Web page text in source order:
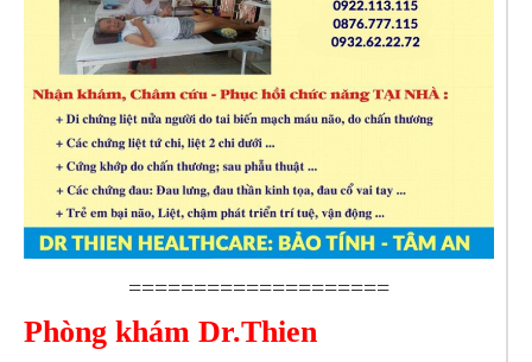
====================
Phòng khám Dr.Thien